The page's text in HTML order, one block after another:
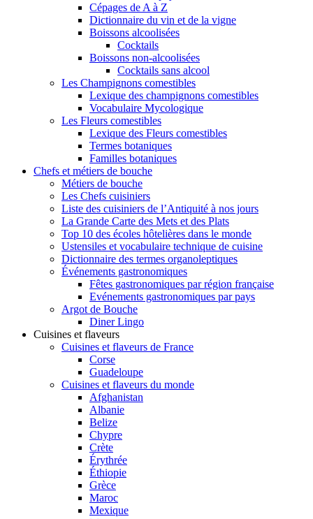
Cépages de A à Z
Dictionnaire du vin et de la vigne
Boissons alcoolisées
Cocktails
Boissons non-alcoolisées
Cocktails sans alcool
Les Champignons comestibles
Lexique des champignons comestibles
Vocabulaire Mycologique
Les Fleurs comestibles
Lexique des Fleurs comestibles
Termes botaniques
Familles botaniques
Chefs et métiers de bouche
Métiers de bouche
Les Chefs cuisiniers
Liste des cuisiniers de l’Antiquité à nos jours
La Grande Carte des Mets et des Plats
Top 10 des écoles hôtelières dans le monde
Ustensiles et vocabulaire technique de cuisine
Dictionnaire des termes organoleptiques
Événements gastronomiques
Fêtes gastronomiques par région française
Evénements gastronomiques par pays
Argot de Bouche
Diner Lingo
Cuisines et flaveurs
Cuisines et flaveurs de France
Corse
Guadeloupe
Cuisines et flaveurs du monde
Afghanistan
Albanie
Belize
Chypre
Crète
Érythrée
Éthiopie
Grèce
Maroc
Mexique